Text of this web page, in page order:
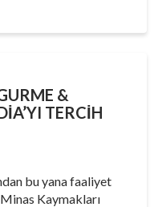
&
TERCIH
bu yana faaliyet
Kaymakları